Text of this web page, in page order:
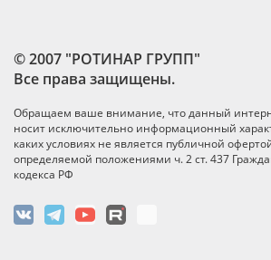
© 2007 "РОТИНАР ГРУПП"
Все права защищены.
Обращаем ваше внимание, что данный
носит исключительно информационный
каких условиях не является публичной
определяемой положениями ч. 2 ст. 437
кодекса РФ